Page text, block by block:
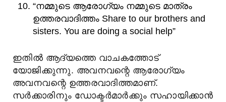
“നമ്മുടെ ആരോഗ്യം നമ്മുടെ മാത്രം
ഉത്തരവാദിത്തം Share to our brothers and
sisters. You are doing a social help”
ഇതിൽ ആദ്യത്തെ വാചകത്തോട്
യോജിക്കുന്നു. അവനവന്റെ ആരോഗ്യം
അവനവന്റെ ഉത്തരവാദിത്തമാണ്.
സർക്കാരിനും ഡോക്ടർമാർക്കും സഹായിക്കാൻ